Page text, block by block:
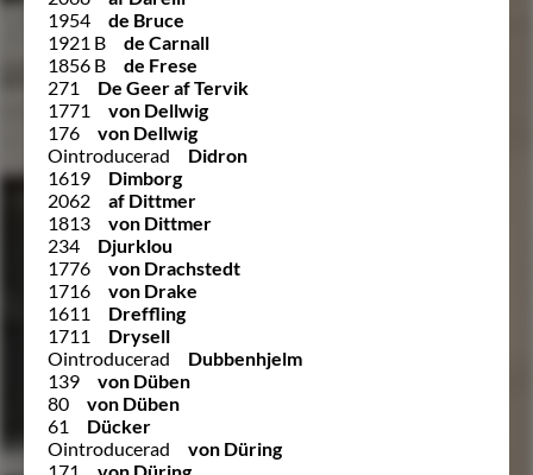
1954
de Bruce
1921 B
de Carnall
1856 B
de Frese
271
De Geer af Tervik
1771
von Dellwig
176
von Dellwig
Ointroducerad
Didron
1619
Dimborg
2062
af Dittmer
1813
von Dittmer
234
Djurklou
1776
von Drachstedt
1716
von Drake
1611
Dreffling
1711
Drysell
Ointroducerad
Dubbenhjelm
139
von Düben
80
von Düben
61
Dücker
Ointroducerad
von Düring